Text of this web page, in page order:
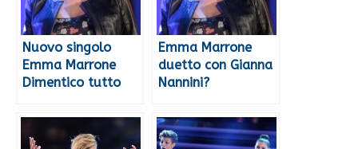
Nuovo singolo
Emma Marrone
Dimentico tutto
Emma Marrone
duetto con Gianna
Nannini?